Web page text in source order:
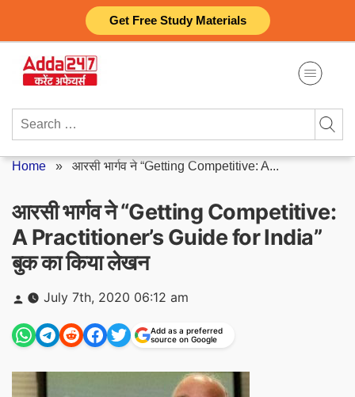
Get Free Study Materials
content
Search
Home » आरसी भार्गव ने “Getting Competitive: A...
आरसी भार्गव ने “Getting Competitive:
A Practitioner’s Guide for India”
बुक का किया लेखन
Posted
by
July 7th, 2020 06:12 am
Add as a preferred
source on Google